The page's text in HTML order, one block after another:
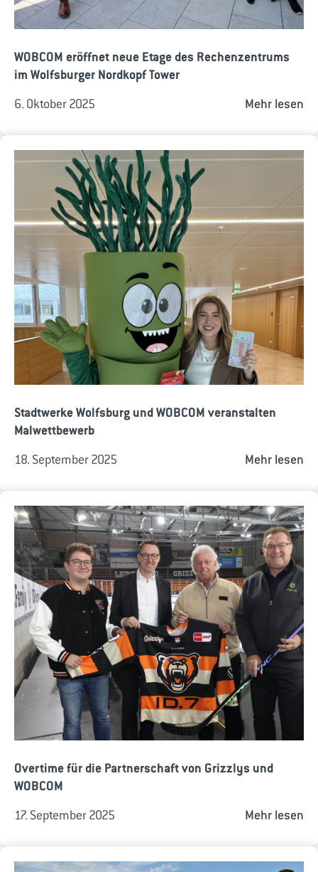
WOBCOM eröffnet neue Etage des Rechenzentrums
im Wolfsburger Nordkopf Tower
6. Oktober 2025 Mehr lesen
Stadtwerke Wolfsburg und WOBCOM veranstalten
Malwettbewerb
18. September 2025 Mehr lesen
Overtime für die Partnerschaft von Grizzlys und
WOBCOM
17. September 2025 Mehr lesen